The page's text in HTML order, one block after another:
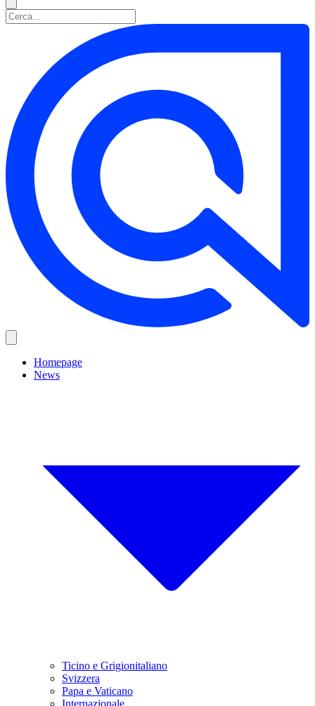
Homepage
News
Ticino e Grigionitaliano
Svizzera
Papa e Vaticano